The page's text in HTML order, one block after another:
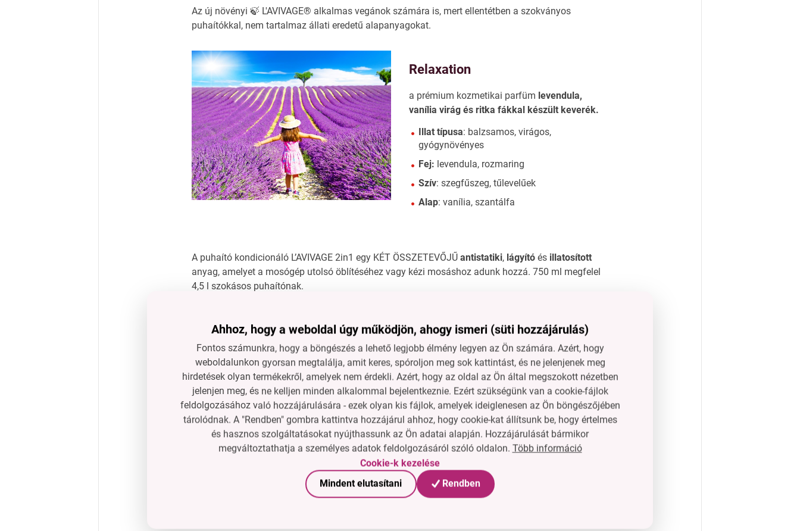
Az új növényi 🍃 L'AVIVAGE® alkalmas vegánok számára is, mert ellentétben a szokványos
puhaítókkal, nem tartalmaz állati eredetű alapanyagokat.
Relaxation
a prémium kozmetikai parfüm levendula,
vanília virág és ritka fákkal készült keverék.
Illat típusa: balzsamos, virágos,
gyógynövényes
Fej: levendula, rozmaring
Szív: szegfűszeg, tűlevelűek
Alap: vanília, szantálfa
A puhaító kondicionáló L’AVIVAGE 2in1 egy KÉT ÖSSZETEVŐJŰantistatiki, lágyító és illatosított
anyag, amelyet a mosógép utolsó öblítéséhez vagy kézi mosáshoz adunk hozzá. 750 ml megfelel
4,5 l szokásos puhaítónak.
AZ ELSŐ ANTISTATICUM
ÖSSZETEVŐ
ugyanoly hatékony, mint a hétköznapi
puhaító -eltávolítja az elektrosztatikus
töltéstés részben lágyítja a szálakat.
Ahhoz, hogy a weboldal úgy működjön, ahogy ismeri (süti hozzájárulás)
Fontos számunkra, hogy a böngészés a lehető legjobb élmény legyen az Ön számára. Azért, hogy
weboldalunkon gyorsan megtalálja, amit keres, spóroljon meg sok kattintást, és ne jelenjenek meg
hirdetések olyan termékekről, amelyek nem érdekli. Azért, hogy az oldal az Ön által megszokott nézetben
jelenjen meg, és ne kelljen minden alkalommal bejelentkeznie. Ezért szükségünk van a cookie-fájlok
feldolgozásához való hozzájárulására - ezek olyan kis fájlok, amelyek ideiglenesen az Ön böngészőjében
tárolódnak. A "Rendben" gombra kattintva hozzájárul ahhoz, hogy cookie-kat állítsunk be, hogy értelmes
és hasznos szolgáltatásokat nyújthassunk az Ön adatai alapján. Hozzájárulását bármikor
megváltoztathatja a személyes adatok feldolgozásáról szóló oldalon. Több információ
Cookie-k kezelése
Mindent elutasítani Rendben